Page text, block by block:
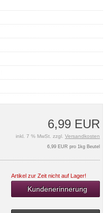
6,99 EUR
inkl. 7 % MwSt. zzgl. Versandkosten
6,99 EUR pro 1kg Beutel
Artikel zur Zeit nicht auf Lager!
Kundenerinnerung